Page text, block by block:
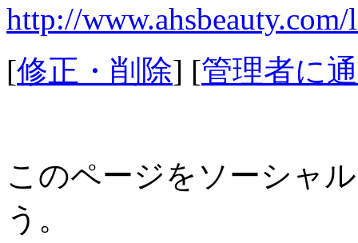
http://
[修正・削除] [管理者に
このページをソーシャ
う。